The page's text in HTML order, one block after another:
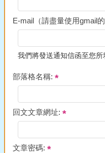
E-mail（請盡量使用gmail
我們將發送通知信函至您
部落格名稱:
回文文章網址:
文章密碼: